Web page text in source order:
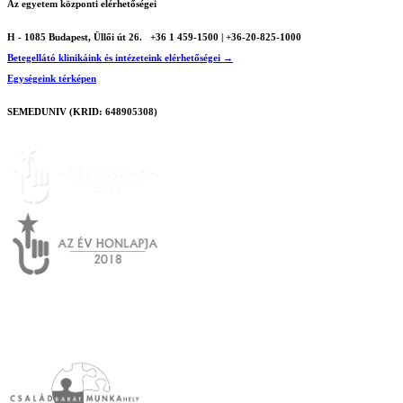
Az egyetem központi elérhetőségei
H - 1085 Budapest, Üllői út 26.
+36 1 459-1500 | +36-20-825-1000
Betegellátó klinikáink és intézeteink elérhetőségei →
Egységeink térképen
SEMEDUNIV (KRID: 648905308)